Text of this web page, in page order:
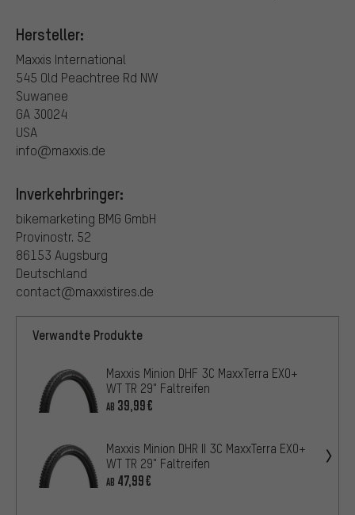
Hersteller:
Maxxis International
545 Old Peachtree Rd NW
Suwanee
GA 30024
USA
info@maxxis.de
Inverkehrbringer:
bikemarketing BMG GmbH
Provinostr. 52
86153 Augsburg
Deutschland
contact@maxxistires.de
Verwandte Produkte
Maxxis Minion DHF 3C MaxxTerra EXO+
WT TR 29" Faltreifen
AB 39,99€
Maxxis Minion DHR II 3C MaxxTerra EXO+
WT TR 29" Faltreifen
AB 47,99€